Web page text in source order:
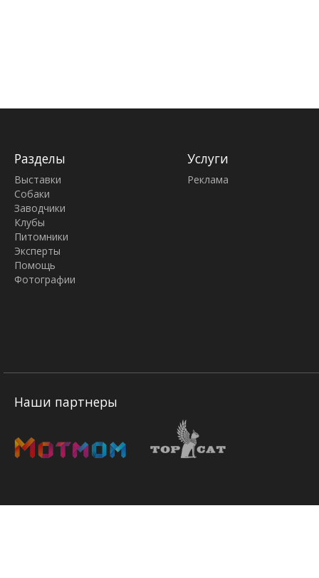
Разделы
Выставки
Собаки
Заводчики
Клубы
Питомники
Эксперты
Помощь
Фотографии
Услуги
Реклама
Наши партнеры